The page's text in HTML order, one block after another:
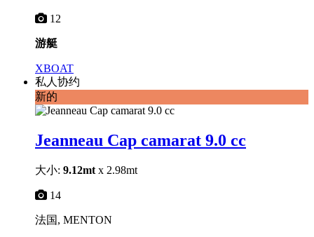
12
游艇
XBOAT
私人协约
新的
Jeanneau Cap camarat 9.0 cc
大小: 9.12mtx 2.98mt
14
法国, MENTON